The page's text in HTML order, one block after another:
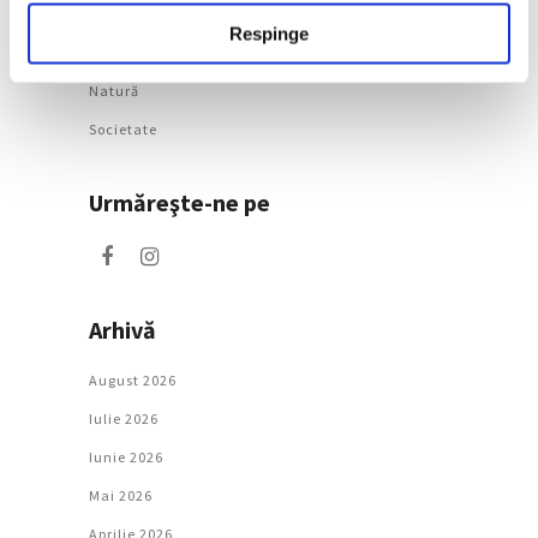
Respinge
Natură
Societate
Urmăreşte-ne pe
Arhivă
August 2026
Iulie 2026
Iunie 2026
Mai 2026
Aprilie 2026